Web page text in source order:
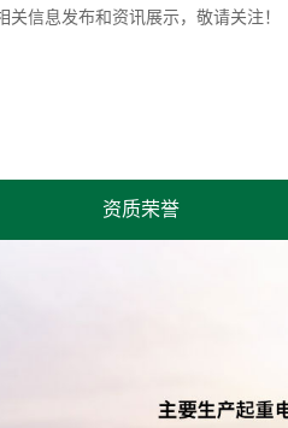
信息发布和资讯展示，敬请关注！
资质荣誉